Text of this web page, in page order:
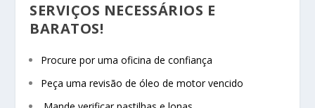
SERVIÇOS NECESSÁRIOS E
BARATOS!
Procure por uma oficina de confiança
Peça uma revisão de óleo de motor vencido